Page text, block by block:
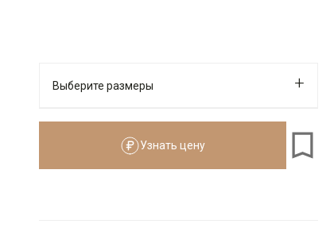
Выберите размеры
Доступно
Узнать цену